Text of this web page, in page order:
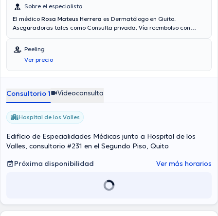
Sobre el especialista
El médico Rosa Mateus Herrera es Dermatólogo en Quito.
Aseguradoras tales como Consulta privada, Vía reembolso con
el médico especialista Rosa Mateus Herrera es de $60. Algunos de
los servicios médicos ofrecidos en el consultorio son: Caída del
cabello, Peeling, Psoriasis, Tratamiento de acné.
Peeling
Ver precio
Consultorio 1 Videoconsulta
Hospital de los Valles
Edificio de Especialidades Médicas junto a Hospital de los
Valles, consultorio #231 en el Segundo Piso, Quito
Próxima disponibilidad
Ver más horarios